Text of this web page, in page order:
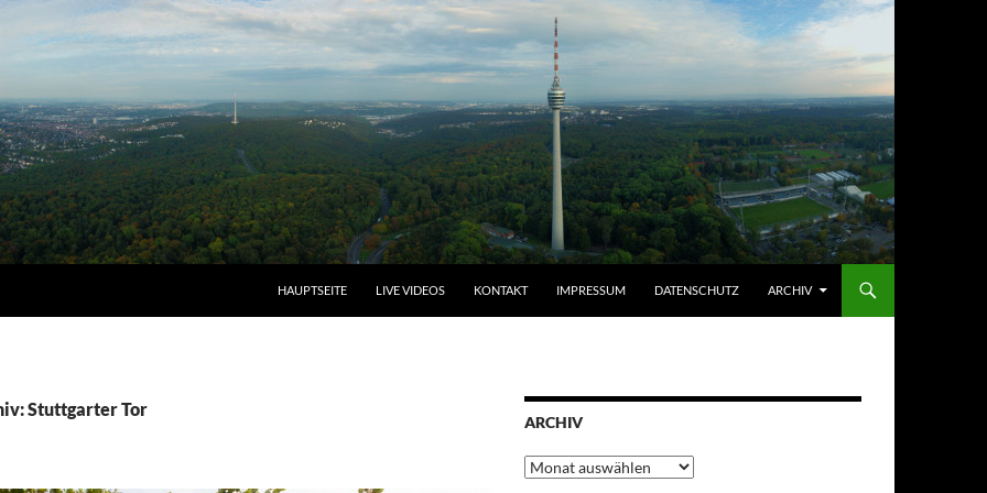
HAUPTSEITE LIVE VIDEOS KONTAKT IMPRESSUM DATENSCHUTZ ARCHIV
Stuttgarter Tor
ARCHIV
Archiv